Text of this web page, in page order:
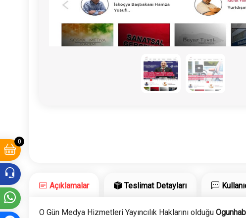
0
Açıklamalar Teslimat Detayları
O Gün Medya Hizmetleri Yayıncılık Haklarını olduğu